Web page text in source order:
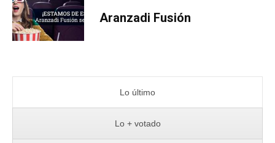
Aranzadi Fusión
Lo último
Lo + votado